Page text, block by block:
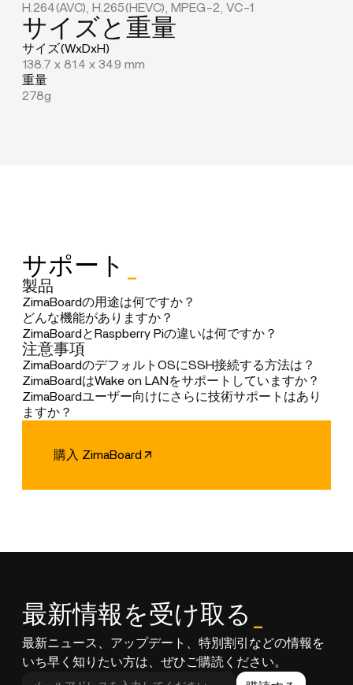
H.264(AVC), H.265(HEVC), MPEG-2, VC-1
サイズと重量
サイズ(WxDxH)
138.7 x 81.4 x 34.9 mm
重量
278g
サポート
製品
ZimaBoardの用途は何ですか？
ZimaBoardを使えば、簡単にホームサーバーを作るこ
とができます。カスタムオペレーティングシステムを
使えば、PlexサーバーやSambaネットワークストレー
ジのセットアップも数分で完了します。NVMe SSDを
アダプターで追加することで高速ストレージになれま
す。SATAケーブルを使用して最大20TBの容量も追加
可能で、数えきれないほどの写真や動画を保存できま
ます。
どんな機能がありますか？
ZimaBoardは、DIY愛好家、開発者、ギーク向けに設計
されており、驚くほどの柔軟性と楽しさを提供しま
す。クアッドコアx86プロセッサーを搭載し、PCIeイ
ンターフェイスにより、ネットワーク拡張、追加スト
レージ、USB機能などの拡張が可能で、幅広いアプリ
ケーションに対応します。さらに、CasaOSというオ
ムです。ご自宅のサーバーやプライベート・アプリケ
ジェクトにも最適です。
ZimaBoardとRaspberry Piの違いは何ですか？
ZimaBoardとRaspberry Piの違いは何ですか？
主な違いは以下となります：
1: X86/64プロセッサーを搭載し、複数のOSに対応し
ています。また、優れた処理能力により、ホームサー
バーやデータ処理タスクにも適しています。
ます。
ネットワークなしで、内蔵のルーター/VPN機能を利用
注意事項
ZimaBoardのデフォルトOSにSSH接続する方法は？
CasaOSにSSH接続するには
1. IPを取得する: ルーターでCasaOSデバイスのIPを確認
casaos@IP_ADDRESS と入力します。
使ってください。
ZimaBoardはWake on LANをサポートしていますか？
ZimaBoardにはWake on LAN (WoL)機能が搭載されてお
り、スリープ状態やオフ状態から、リモート電源オン
効または無効にすることができます。
ZimaBoardユーザー向けにさらに技術サポートはあり
ますか？
1万人以上のパーソナルサーバー愛好家が活躍している
コミュニティでは、技術、ハードウェアの選び、DIY
製品の使い方や品質に関するお問い合わせは、いつで
さならるDIYプロジェクトをお探しなら、ドキュメン
トセクションとコミュニティでたくさんのアイディア
を与えてくれます。
購入 ZimaBoard
最新情報を受け取る
最新ニュース、アップデート、特別割引などの情報を
いち早く知りたい方は、ぜひご購読ください。